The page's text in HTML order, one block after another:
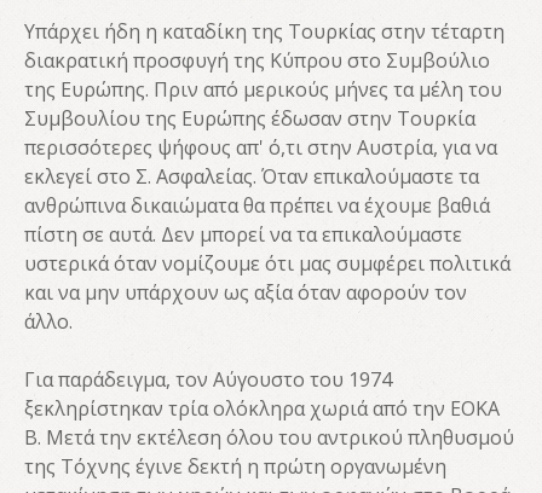
Υπάρχει ήδη η καταδίκη της Τουρκίας στην τέταρτη
διακρατική προσφυγή της Κύπρου στο Συμβούλιο
της Ευρώπης. Πριν από μερικούς μήνες τα μέλη του
Συμβουλίου της Ευρώπης έδωσαν στην Τουρκία
περισσότερες ψήφους απ' ό,τι στην Αυστρία, για να
εκλεγεί στο Σ. Ασφαλείας. Όταν επικαλούμαστε τα
ανθρώπινα δικαιώματα θα πρέπει να έχουμε βαθιά
πίστη σε αυτά. Δεν μπορεί να τα επικαλούμαστε
υστερικά όταν νομίζουμε ότι μας συμφέρει πολιτικά
και να μην υπάρχουν ως αξία όταν αφορούν τον
άλλο.
Για παράδειγμα, τον Αύγουστο του 1974
ξεκληρίστηκαν τρία ολόκληρα χωριά από την ΕΟΚΑ
Β. Μετά την εκτέλεση όλου του αντρικού πληθυσμού
της Τόχνης έγινε δεκτή η πρώτη οργανωμένη